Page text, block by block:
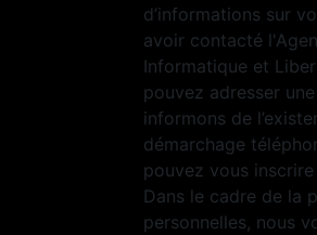
d’informations sur
avoir contacté
Informatique et
pouvez adresser
informons de
démarchage
pouvez vous
Dans le cadre de la
personnelles, nous